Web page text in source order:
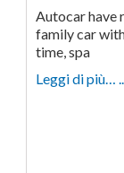
Autocar have
family car
time, spa
Leggi di più… ...